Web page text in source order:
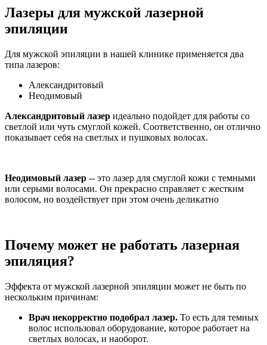
Лазеры для мужской лазерной
эпиляции
Для мужской эпиляции в нашей клинике применяется два
типа лазеров:
Александритовый
Неодимовый
Александритовый лазер идеально подойдет для работы со
светлой или чуть смуглой кожей. Соответственно, он отлично
показывает себя на светлых и пушковых волосах.
Неодимовый лазер -- это лазер для смуглой кожи с темными
или серыми волосами. Он прекрасно справляет с жестким
волосом, но воздействует при этом очень деликатно
Почему может не работать лазерная
эпиляция?
Эффекта от мужской лазерной эпиляции может не быть по
нескольким причинам:
Врач некорректно подобрал лазер. То есть для темных
волос использовал оборудование, которое работает на
светлых волосах, и наоборот.